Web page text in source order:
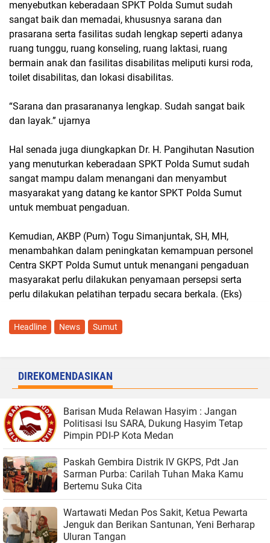
menyebutkan keberadaan SPKT Polda Sumut sudah
sangat baik dan memadai, khususnya sarana dan
prasarana serta fasilitas sudah lengkap seperti adanya
ruang tunggu, ruang konseling, ruang laktasi, ruang
bermain anak dan fasilitas disabilitas meliputi kursi roda,
toilet disabilitas, dan lokasi disabilitas.
“Sarana dan prasarananya lengkap. Sudah sangat baik
dan layak.” ujarnya
Hal senada juga diungkapkan Dr. H. Pangihutan Nasution
yang menuturkan keberadaan SPKT Polda Sumut sudah
sangat mampu dalam menangani dan menyambut
masyarakat yang datang ke kantor SPKT Polda Sumut
untuk membuat pengaduan.
Kemudian, AKBP (Purn) Togu Simanjuntak, SH, MH,
menambahkan dalam peningkatan kemampuan personel
Centra SKPT Polda Sumut untuk menangani pengaduan
masyarakat perlu dilakukan penyamaan persepsi serta
perlu dilakukan pelatihan terpadu secara berkala. (Eks)
Headline News Sumut
DIREKOMENDASIKAN
Barisan Muda Relawan Hasyim : Jangan
Politisasi Isu SARA, Dukung Hasyim Tetap
Pimpin PDI-P Kota Medan
Paskah Gembira Distrik IV GKPS, Pdt Jan
Sarman Purba: Carilah Tuhan Maka Kamu
Bertemu Suka Cita
Wartawati Medan Pos Sakit, Ketua Pewarta
Jenguk dan Berikan Santunan, Yeni Berharap
Uluran Tangan